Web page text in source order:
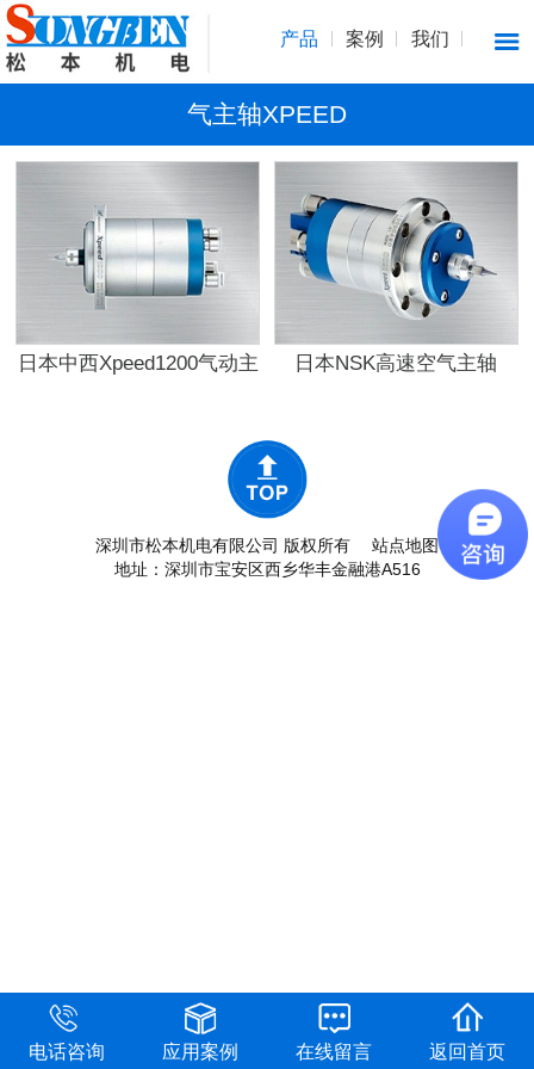
产品 案例 我们
气主轴XPEED
日本中西Xpeed1200气动主
日本NSK高速空气主轴
深圳市松本机电有限公司 版权所有 站点地图
地址：深圳市宝安区西乡华丰金融港A516
电话咨询 应用案例 在线留言 返回首页